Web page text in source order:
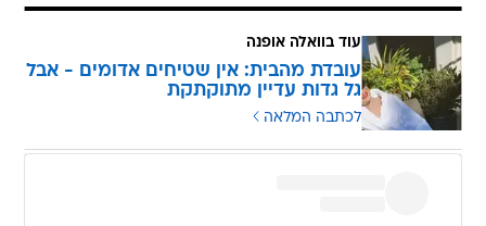
עוד בוואלה אופנה
עובדת מהבית: אין שטיחים אדומים - אבל
גל גדות עדיין מתוקתקת
לכתבה המלאה